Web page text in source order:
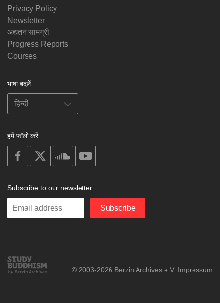
Privacy Policy
Newsletter
अद्यतन सामग्री
Progress Reports
Courses
भाषा बदलें
हमें फॉलो करें
on
facebook
soundcloud
Subscribe to our newsletter
Enter
Subscribe
Study
Buddhism
© 2003-2026 Berzin Archives e.V. Impressum